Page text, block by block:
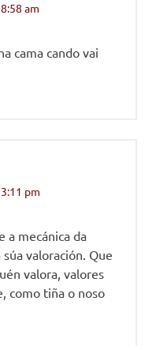
am
cama cando vai
pm
a mecánica da
valoración. Que
valora, valores
como tiña o noso